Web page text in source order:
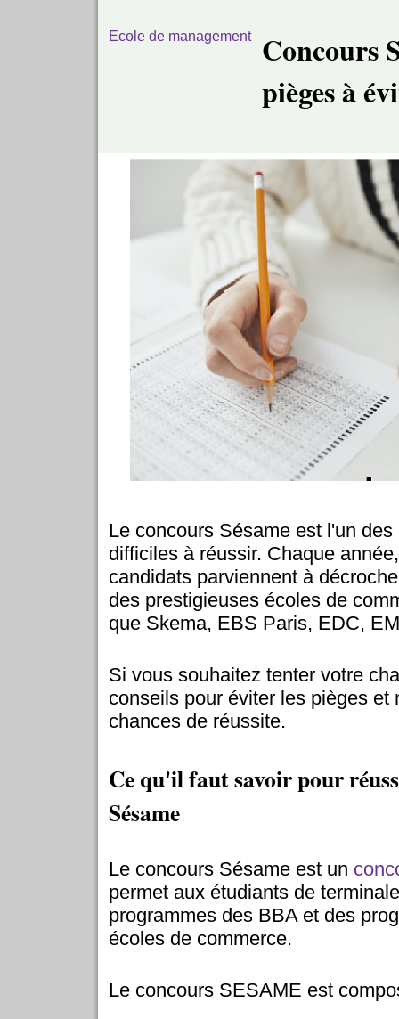
Ecole de management
Concours
pièges à
Le concours Sésame est l'un
difficiles à réussir. Chaque
candidats parviennent à
des prestigieuses écoles de
que Skema, EBS Paris, EDC,
Si vous souhaitez tenter votre
conseils pour éviter les pièges et
chances de réussite.
Ce qu'il faut savoir pour
Sésame
Le concours Sésame est un
permet aux étudiants de
programmes des BBA et des
écoles de commerce.
Le concours SESAME est